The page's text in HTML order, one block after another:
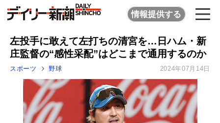
情報提供する
左投手に敢えて左打ちの清宮を…日ハム・新
庄監督の“感性采配”はどこまで通用するのか
スポーツ 野球 2024年07月14日